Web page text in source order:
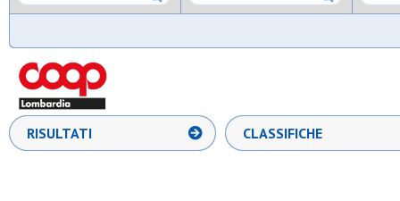
RISULTATI CLASSIFICHE